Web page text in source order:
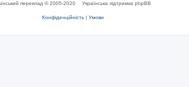
переклад © 2005-2020 Українська підтримка phpBB
Конфіденційність | Умови